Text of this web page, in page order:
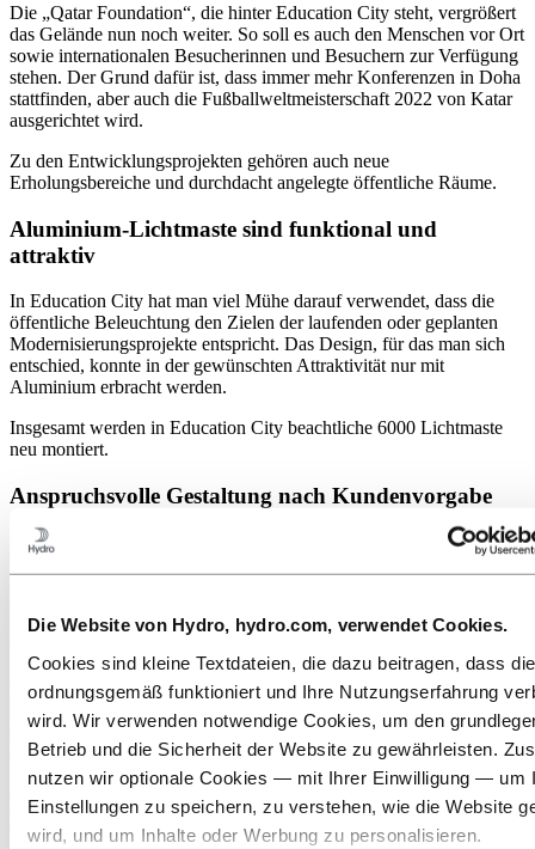
Die Website von Hydro, hydro.com, verwendet Cookies.
Cookies sind kleine Textdateien, die dazu beitragen, dass
ordnungsgemäß funktioniert und Ihre Nutzungserfahrung
wird. Wir verwenden notwendige Cookies, um den
Betrieb und die Sicherheit der Website zu gewährleisten.
nutzen wir optionale Cookies — mit Ihrer Einwilligung — um
Einstellungen zu speichern, zu verstehen, wie die Website
wird, und um Inhalte oder Werbung zu personalisieren.
Die „Qatar Foundation“, die hinter Education City steht, vergrößert
das Gelände nun noch weiter. So soll es auch den Menschen vor Ort
sowie internationalen Besucherinnen und Besuchern zur Verfügung
stehen. Der Grund dafür ist, dass immer mehr Konferenzen in Doha
stattfinden, aber auch die Fußballweltmeisterschaft 2022 von Katar
ausgerichtet wird.
Zu den Entwicklungsprojekten gehören auch neue
Erholungsbereiche und durchdacht angelegte öffentliche Räume.
Aluminium-Lichtmaste sind funktional und
attraktiv
In Education City hat man viel Mühe darauf verwendet, dass die
öffentliche Beleuchtung den Zielen der laufenden oder geplanten
Modernisierungsprojekte entspricht. Das Design, für das man sich
entschied, konnte in der gewünschten Attraktivität nur mit
Aluminium erbracht werden.
Insgesamt werden in Education City beachtliche 6000 Lichtmaste
neu montiert.
Anspruchsvolle Gestaltung nach Kundenvorgabe
Die Lichtmaste sind aus verschiedenen Aluminiumprofilen
Profil hat außerdem Türabschnitte, in welche Kabel und andere
Der konische Übergang der Rohre übersteigt nahezu die
Fähigkeiten jeder Bearbeitung. Es handelt sich mit 191 Teilen um
eine durchaus komplexe Konstruktion (Standardmaste bestehen in
der Regel aus 30 Teilen).
Konstruktionsverbesserung bringt mehr Festigkeit
und senkt die Kosten